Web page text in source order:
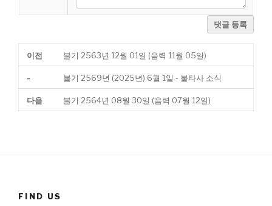
댓글 등록
이전 불기 2563년 12월 01일 (음력 11월 05일)
- 불기 2569년 (2025년) 6월 1일 - 불타사 소식
다음 불기 2564년 08월 30일 (음력 07월 12일)
FIND US